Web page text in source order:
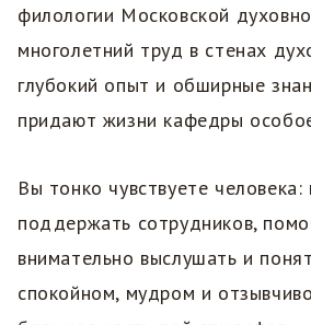
филологии Московской
многолетний труд в стенах
глубокий опыт и обширные
придают жизни кафедры
Вы тонко чувствуете человека:
поддержать сотрудников,
внимательно выслушать и
спокойном, мудром и